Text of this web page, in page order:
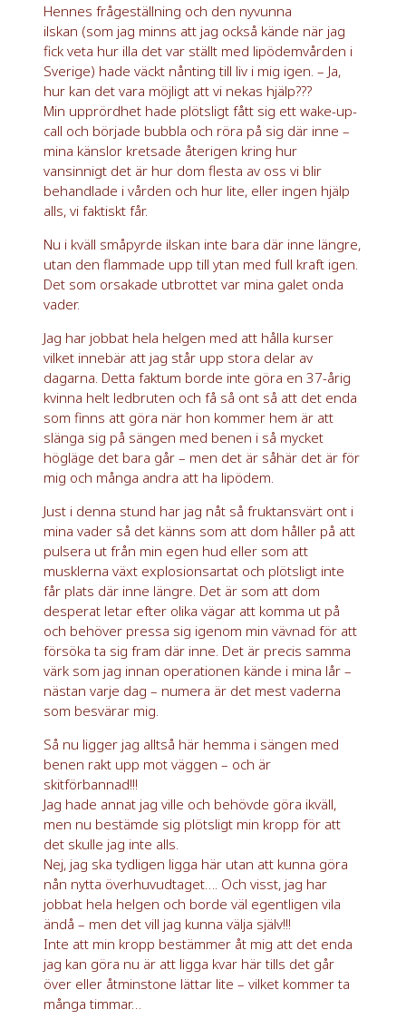
Hennes frågeställning och den nyvunna
ilskan (som jag minns att jag också kände när jag
fick veta hur illa det var ställt med lipödemvården i
Sverige) hade väckt nånting till liv i mig igen. – Ja,
hur kan det vara möjligt att vi nekas hjälp???
Min upprördhet hade plötsligt fått sig ett wake-up-
call och började bubbla och röra på sig där inne –
mina känslor kretsade återigen kring hur
vansinnigt det är hur dom flesta av oss vi blir
behandlade i vården och hur lite, eller ingen hjälp
alls, vi faktiskt får.
Nu i kväll småpyrde ilskan inte bara där inne längre,
utan den flammade upp till ytan med full kraft igen.
Det som orsakade utbrottet var mina galet onda
vader.
Jag har jobbat hela helgen med att hålla kurser
vilket innebär att jag står upp stora delar av
dagarna. Detta faktum borde inte göra en 37-årig
kvinna helt ledbruten och få så ont så att det enda
som finns att göra när hon kommer hem är att
slänga sig på sängen med benen i så mycket
högläge det bara går – men det är såhär det är för
mig och många andra att ha lipödem.
Just i denna stund har jag nåt så fruktansvärt ont i
mina vader så det känns som att dom håller på att
pulsera ut från min egen hud eller som att
musklerna växt explosionsartat och plötsligt inte
får plats där inne längre. Det är som att dom
desperat letar efter olika vägar att komma ut på
och behöver pressa sig igenom min vävnad för att
försöka ta sig fram där inne. Det är precis samma
värk som jag innan operationen kände i mina lår –
nästan varje dag – numera är det mest vaderna
som besvärar mig.
Så nu ligger jag alltså här hemma i sängen med
benen rakt upp mot väggen – och är
skitförbannad!!!
Jag hade annat jag ville och behövde göra ikväll,
men nu bestämde sig plötsligt min kropp för att
det skulle jag inte alls.
Nej, jag ska tydligen ligga här utan att kunna göra
nån nytta överhuvudtaget…. Och visst, jag har
jobbat hela helgen och borde väl egentligen vila
ändå – men det vill jag kunna välja själv!!!
Inte att min kropp bestämmer åt mig att det enda
jag kan göra nu är att ligga kvar här tills det går
över eller åtminstone lättar lite – vilket kommer ta
många timmar…